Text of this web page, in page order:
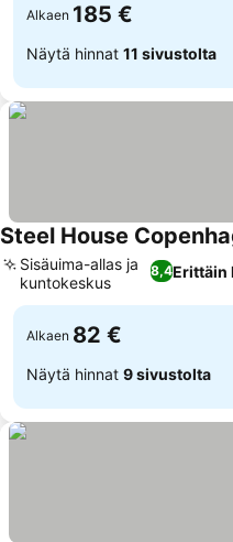
Alkaen 185 €
Näytä hinnat 11 sivustolta
Steel House
8,4Erittäin
Sisäuima-allas ja
kuntokeskus
Alkaen 82 €
Näytä hinnat 9 sivustolta